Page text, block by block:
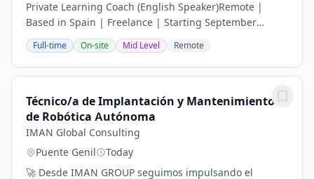
Private Learning Coach (English Speaker)Remote |
Based in Spain | Freelance | Starting September
2026We’re looking for an exceptional educator.Not just
someone to teach lessons.Someone who can...
Full-time On-site Mid Level Remote
Técnico/a de Implantación y Mantenimiento
de Robótica Autónoma
IMAN Global Consulting
Puente Genil
Today
🚀 Desde IMAN GROUP seguimos impulsando el